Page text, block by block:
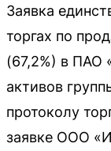
Заявка
торгах по
(67,2%) в ПАО
активов
протоколу
заявке ООО